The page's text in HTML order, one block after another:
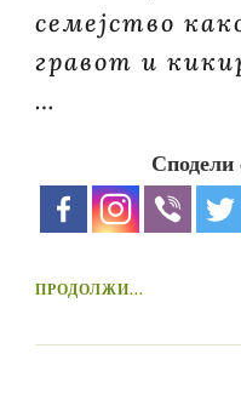
семејство
гравот и
…
Сподели
ПРОДОЛЖИ...